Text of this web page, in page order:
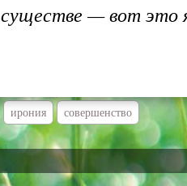
существе — вот это
ирония совершенство